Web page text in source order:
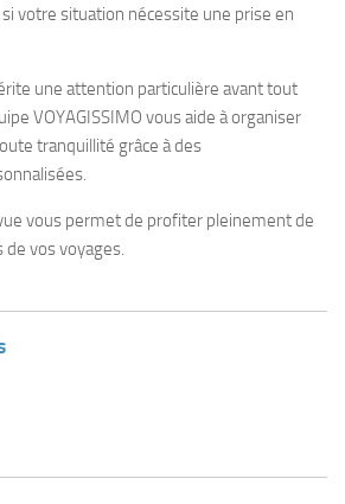
votre situation nécessite une prise en
une attention particulière avant tout
VOYAGISSIMO vous aide à organiser
tranquillité grâce à des
vous permet de profiter pleinement de
vos voyages.